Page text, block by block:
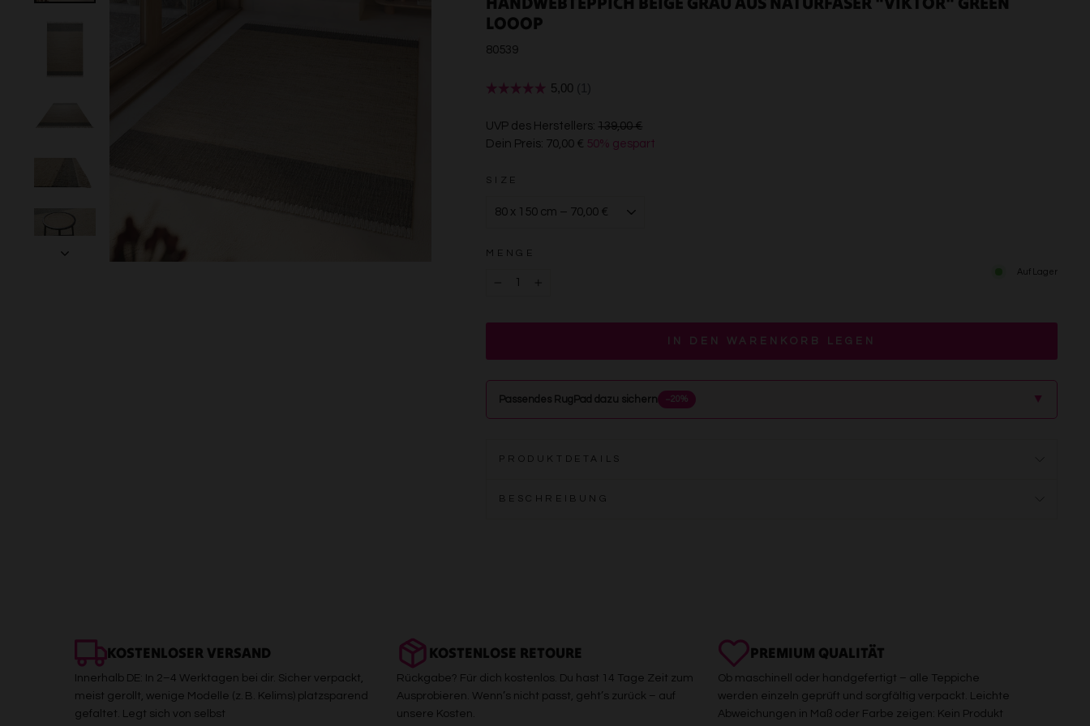
LOOOP
80539
UVP des Herstellers: 139,00 €€139,00
Dein Preis: 70,00 € 50% gespart
SIZE
MENGE
Auf Lager
IN DEN WARENKORB LEGEN
Passendes RugPad dazu sichern −20% ▲
PRODUKTDETAILS
BESCHREIBUNG
KOSTENLOSER VERSAND
Innerhalb DE: In 2–4 Werktagen bei dir. Sicher verpackt,
meist gerollt, wenige Modelle (z. B. Kelims) platzsparend
gefaltet. Legt sich von selbst
KOSTENLOSE RETOURE
Rückgabe? Für dich kostenlos. Du hast 14 Tage Zeit zum
Ausprobieren. Wenn’s nicht passt, geht’s zurück – auf
unsere Kosten.
PREMIUM QUALITÄT
Ob maschinell oder handgefertigt – alle Teppiche
werden einzeln geprüft und sorgfältig verpackt. Leichte
Abweichungen in Maß oder Farbe zeigen: Kein Produkt